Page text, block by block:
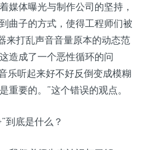
媒体曝光与制作公司的坚持，
曲子的方式，使得工程师们被
来打乱声音音量原本的动态范
造成了一个恶性循环的问
乐听起来好不好反倒变成模糊
重要的。”这个错误的观点。
到底是什么？